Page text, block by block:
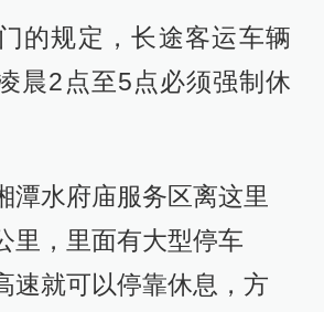
的规定，长途客运车辆
晨2点至5点必须强制休
潭水府庙服务区离这里
里，里面有大型停车
速就可以停靠休息，方